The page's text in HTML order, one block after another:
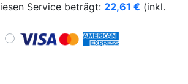
Service beträgt: 22,61 € (inkl.